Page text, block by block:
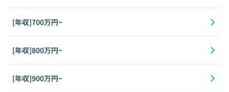
[年収]700万円~
[年収]800万円~
[年収]900万円~